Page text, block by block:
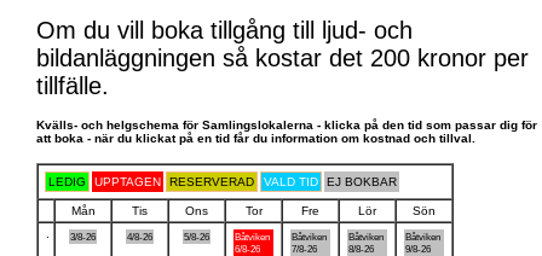
Om du vill boka tillgång till ljud- och
bildanläggningen så kostar det 200 kronor per
tillfälle.
Kvälls- och helgschema för Samlingslokalerna - klicka på den tid som passar dig för
att boka - när du klickat på en tid får du information om kostnad och tillval.
LEDIG UPPTAGEN RESERVERAD VALD TID EJ BOKBAR
Mån Tis Ons Tor Fre Lör
Sön
3/8-26 4/8-26 5/8-26
Båtviken
6/8-26
Båtviken
7/8-26
Båtviken
8/8-26
Båtviken
9/8-26